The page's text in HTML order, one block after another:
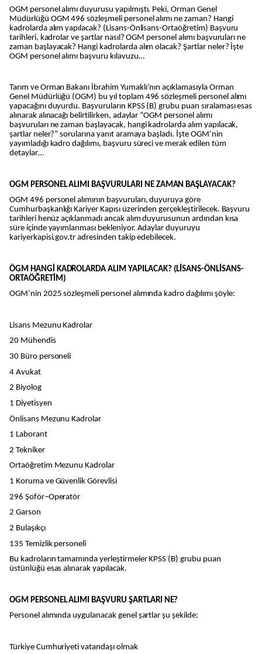
OGM personel alımı duyurusu yapılmıştı. Peki, Orman Genel
Müdürlüğü OGM 496 sözleşmeli personel alımı ne zaman? Hangi
kadrolarda alım yapılacak? (Lisans-Önlisans-Ortaöğretim) Başvuru
tarihleri, kadrolar ve şartlar nasıl? OGM personel alımı başvuruları ne
zaman başlayacak? Hangi kadrolarda alım olacak? Şartlar neler? İşte
OGM personel alımı başvuru kılavuzu…
Tarım ve Orman Bakanı İbrahim Yumaklı’nın açıklamasıyla Orman
Genel Müdürlüğü (OGM) bu yıl toplam 496 sözleşmeli personel alımı
yapacağını duyurdu. Başvuruların KPSS (B) grubu puan sıralaması esas
alınarak alınacağı belirtilirken, adaylar “OGM personel alımı
başvuruları ne zaman başlayacak, hangi kadrolarda alım yapılacak,
şartlar neler?” sorularına yanıt aramaya başladı. İşte OGM’nin
yayımladığı kadro dağılımı, başvuru süreci ve merak edilen tüm
detaylar…
OGM PERSONEL ALIMI BAŞVURULARI NE ZAMAN BAŞLAYACAK?
OGM 496 personel alımının başvuruları, duyuruya göre
Cumhurbaşkanlığı Kariyer Kapısı üzerinden gerçekleştirilecek. Başvuru
tarihleri henüz açıklanmadı ancak alım duyurusunun ardından kısa
süre içinde yayımlanması bekleniyor. Adaylar duyuruyu
kariyerkapisi.gov.tr adresinden takip edebilecek.
ÖGM HANGİ KADROLARDA ALIM YAPILACAK? (LİSANS-ÖNLİSANS-
ORTAÖĞRETİM)
OGM’nin 2025 sözleşmeli personel alımında kadro dağılımı şöyle:
Lisans Mezunu Kadrolar
20 Mühendis
30 Büro personeli
4 Avukat
2 Biyolog
1 Diyetisyen
Önlisans Mezunu Kadrolar
1 Laborant
2 Tekniker
Ortaöğretim Mezunu Kadrolar
1 Koruma ve Güvenlik Görevlisi
296 Şoför–Operatör
2 Garson
2 Bulaşıkçı
135 Temizlik personeli
Bu kadroların tamamında yerleştirmeler KPSS (B) grubu puan
üstünlüğü esas alınarak yapılacak.
OGM PERSONEL ALIMI BAŞVURU ŞARTLARI NE?
Personel alımında uygulanacak genel şartlar şu şekilde:
Türkiye Cumhuriyeti vatandaşı olmak